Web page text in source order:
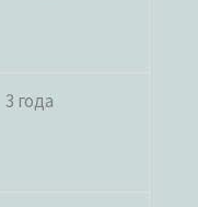
3 года